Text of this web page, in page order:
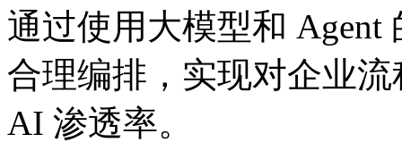
通过使用大模型和 Agent
合理编排，实现对企业
AI 渗透率。